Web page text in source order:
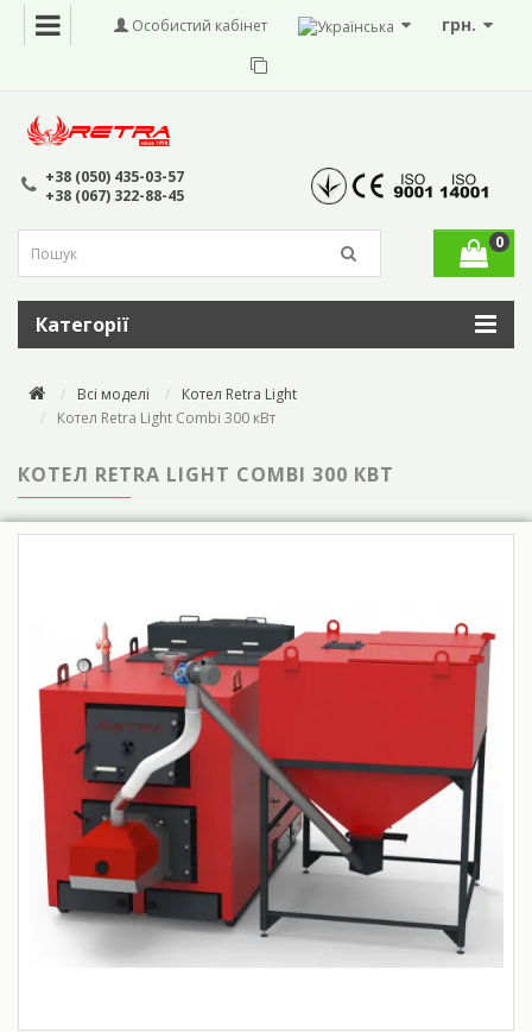
грн.
Особистий кабінет
+38 (050) 435-03-57
+38 (067) 322-88-45
0
Категорії
Всі моделі
Котел Retra Light
Котел Retra Light Combi 300 кВт
КОТЕЛ RETRA LIGHT COMBI 300 КВТ